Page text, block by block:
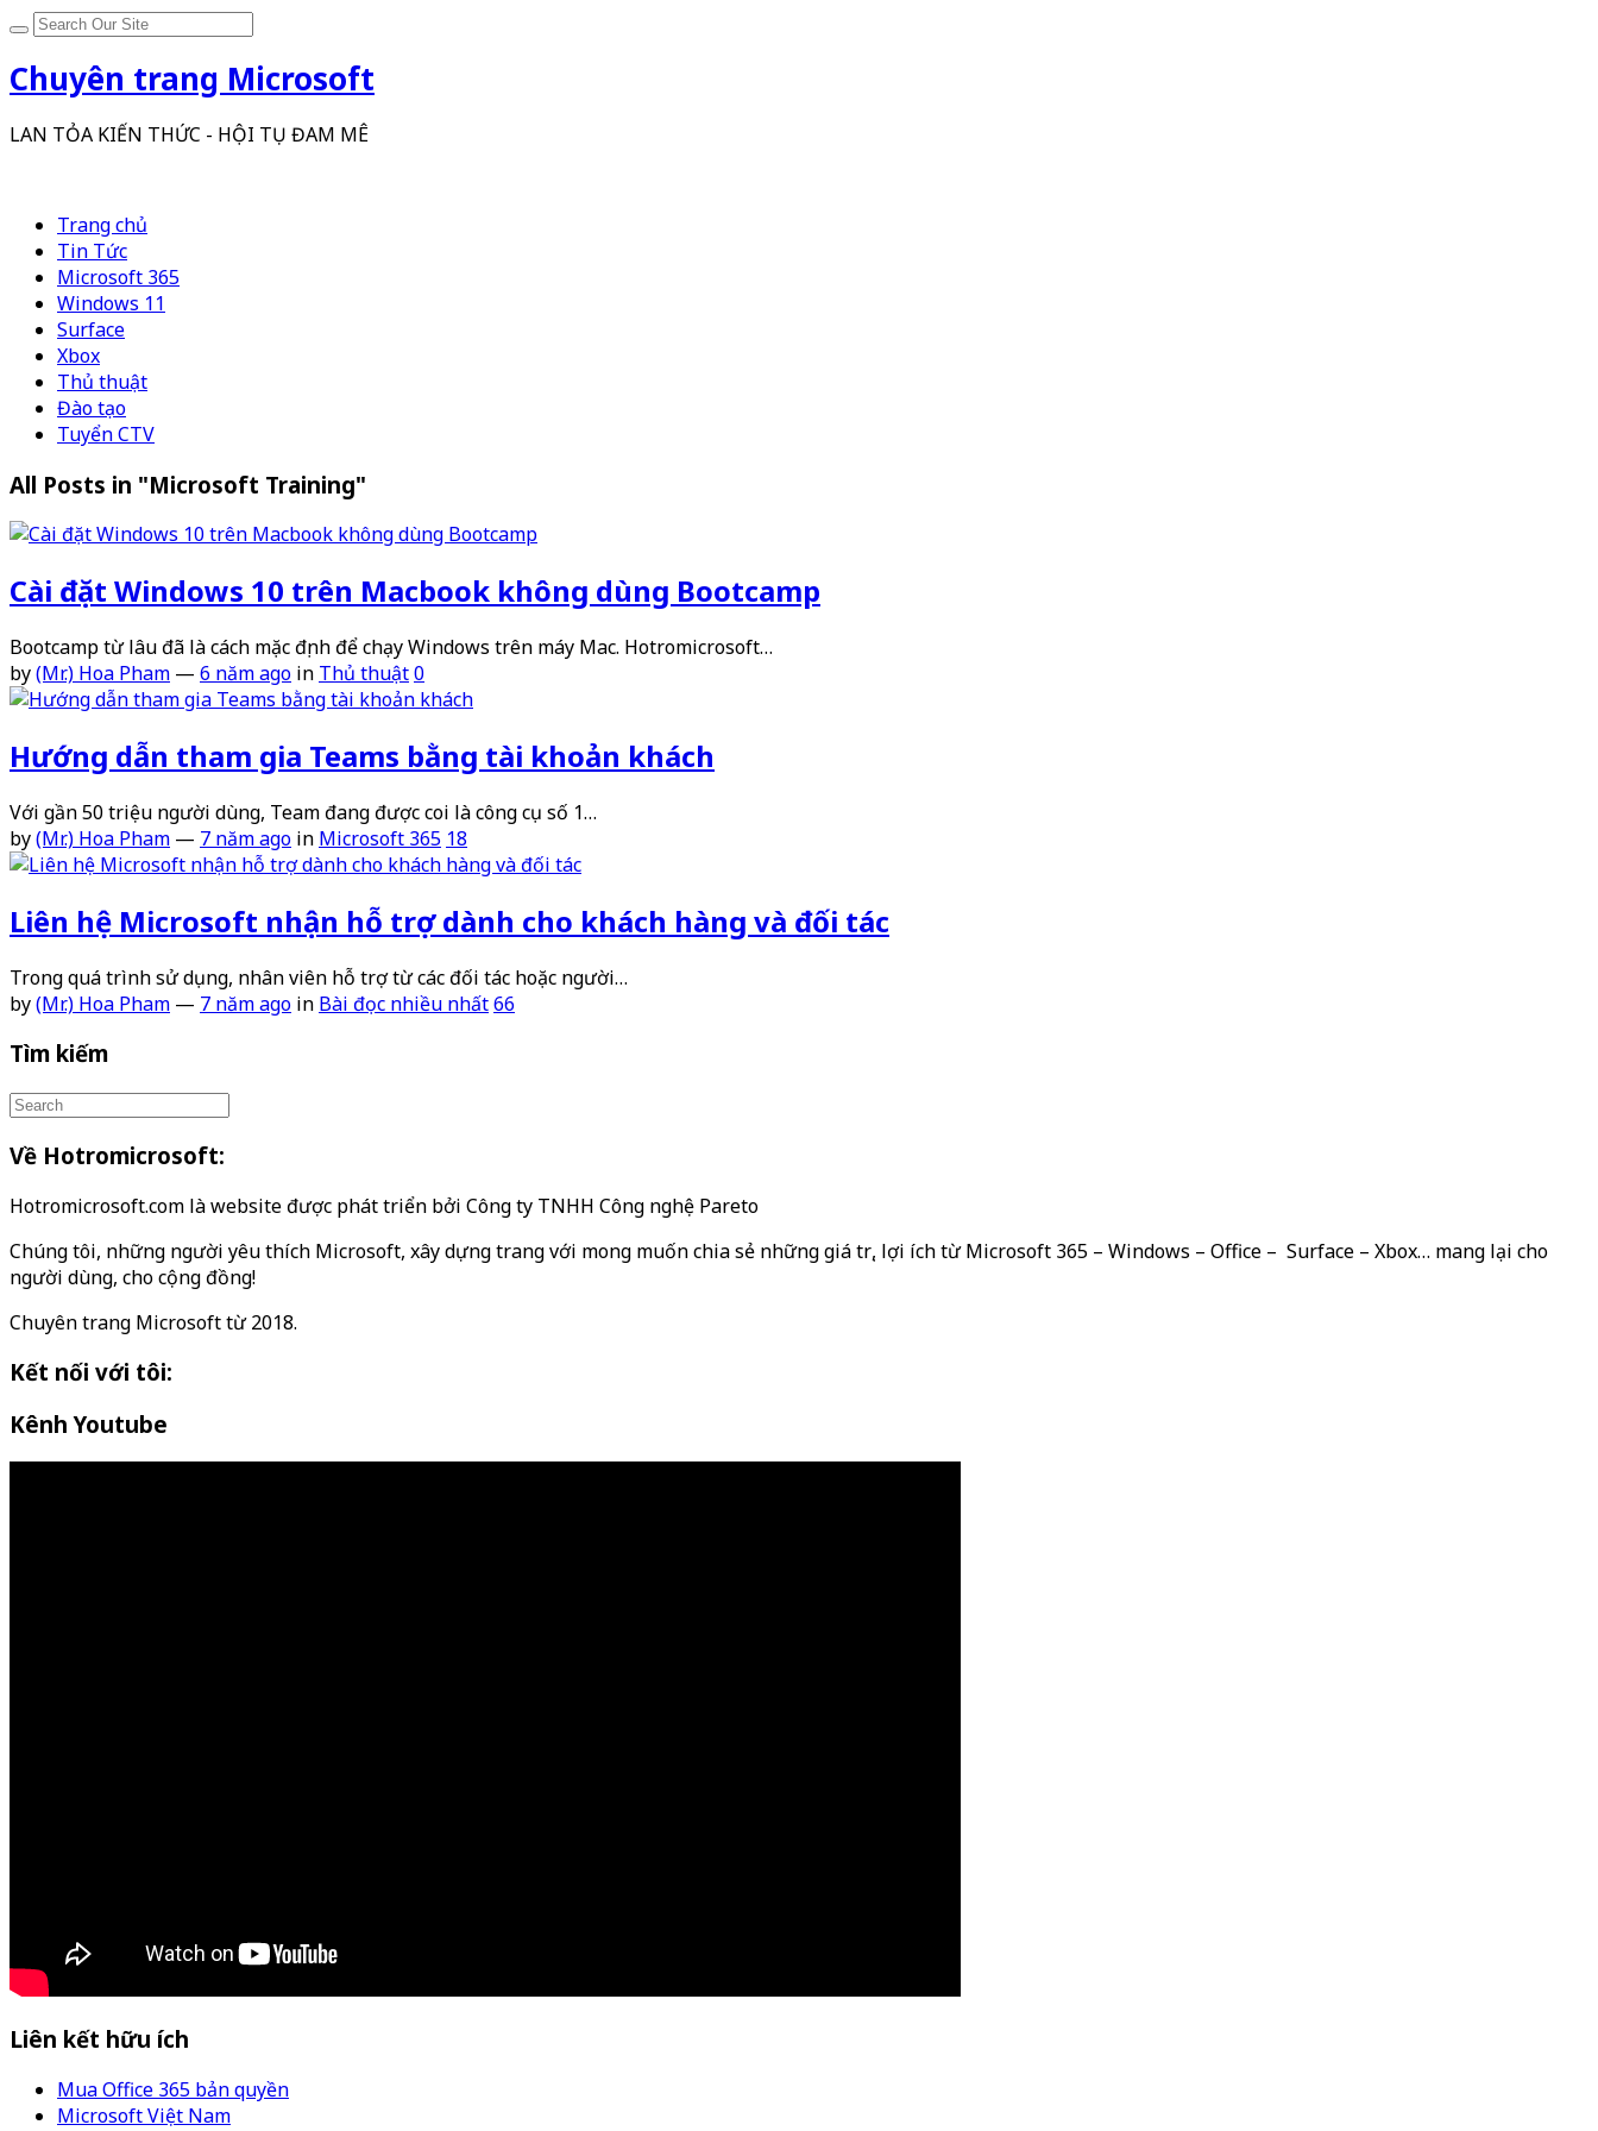
Chuyên trang Microsoft
LAN TỎA KIẾN THỨC - HỘI TỤ ĐAM MÊ
Trang chủ
Tin Tức
Microsoft 365
Windows 11
Surface
Xbox
Thủ thuật
Đào tạo
Tuyển CTV
All Posts in "Microsoft Training"
Cài đặt Windows 10 trên Macbook không dùng Bootcamp
Bootcamp từ lâu đã là cách mặc định để chạy Windows trên máy Mac. Hotromicrosoft…
by(Mr.) Hoa Pham — 6 năm ago in Thủ thuật0
Hướng dẫn tham gia Teams bằng tài khoản khách
Với gần 50 triệu người dùng, Team đang được coi là công cụ số 1…
by(Mr.) Hoa Pham — 7 năm ago in Microsoft 365 18
Liên hệ Microsoft nhận hỗ trợ dành cho khách hàng và đối tác
Trong quá trình sử dụng, nhân viên hỗ trợ từ các đối tác hoặc người…
by(Mr.) Hoa Pham — 7 năm ago in Bài đọc nhiều nhất66
Tìm kiếm
Về Hotromicrosoft:
Hotromicrosoft.com là website được phát triển bởi Công ty TNHH Công nghệ Pareto
Chúng tôi, những người yêu thích Microsoft, xây dựng trang với mong muốn chia sẻ những giá trị, lợi ích từ Microsoft 365 – Windows – Office – Surface – Xbox… mang lại cho
người dùng, cho cộng đồng!
Chuyên trang Microsoft từ 2018.
Kết nối với tôi:
Kênh Youtube
Liên kết hữu ích
Mua Office 365 bản quyền
Microsoft Việt Nam